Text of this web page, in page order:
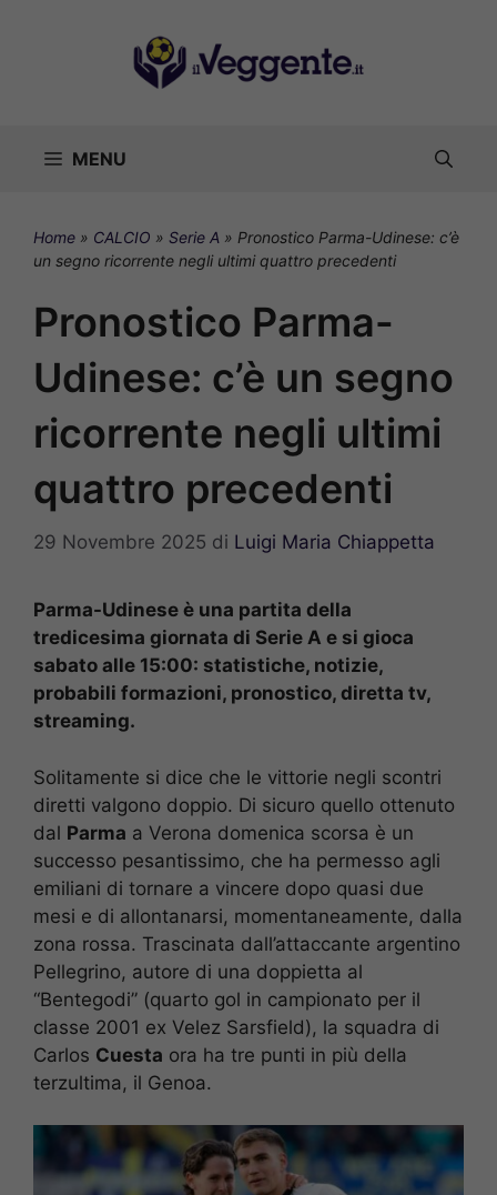
MENU
Home » CALCIO » Serie A » Pronostico Parma-Udinese: c’è
un segno ricorrente negli ultimi quattro precedenti
Pronostico Parma-
Udinese: c’è un segno
ricorrente negli ultimi
quattro precedenti
29 Novembre 2025 di Luigi Maria Chiappetta
Parma-Udinese è una partita della
tredicesima giornata di Serie A e si gioca
sabato alle 15:00: statistiche, notizie,
probabili formazioni, pronostico, diretta tv,
streaming.
Solitamente si dice che le vittorie negli scontri
diretti valgono doppio. Di sicuro quello ottenuto
dal Parma a Verona domenica scorsa è un
successo pesantissimo, che ha permesso agli
emiliani di tornare a vincere dopo quasi due
mesi e di allontanarsi, momentaneamente, dalla
zona rossa. Trascinata dall’attaccante argentino
Pellegrino, autore di una doppietta al
“Bentegodi” (quarto gol in campionato per il
classe 2001 ex Velez Sarsfield), la squadra di
Carlos Cuesta ora ha tre punti in più della
terzultima, il Genoa.